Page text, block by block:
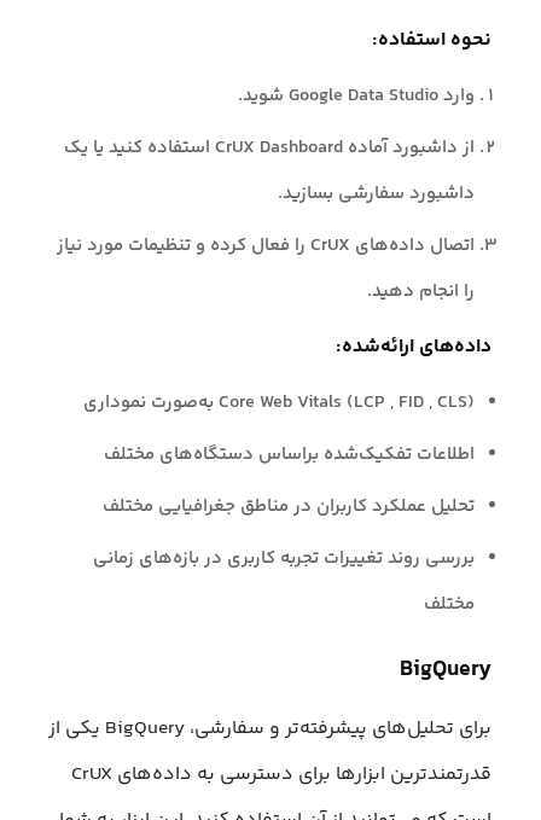
نحوه استفاده:
وارد Google Data Studio شوید.
از داشبورد آماده CrUX Dashboard استفاده کنید یا یک
داشبورد سفارشی بسازید.
اتصال داده‌های CrUX را فعال کرده و تنظیمات مورد نیاز
را انجام دهید.
داده‌های ارائه‌شده:
Core Web Vitals (LCP , FID , CLS) به‌صورت نموداری
اطلاعات تفکیک‌شده براساس دستگاه‌های مختلف
تحلیل عملکرد کاربران در مناطق جغرافیایی مختلف
بررسی روند تغییرات تجربه کاربری در بازه‌های زمانی
مختلف
BigQuery
برای تحلیل‌های پیشرفته‌تر و سفارشی، BigQuery یکی از
قدرتمندترین ابزارها برای دسترسی به داده‌های CrUX